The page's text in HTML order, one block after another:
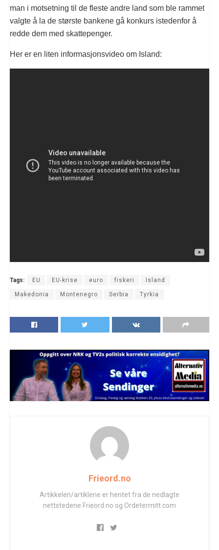
man i motsetning til de fleste andre land som ble rammet
valgte å la de største bankene gå konkurs istedenfor å
redde dem med skattepenger.
Her er en liten informasjonsvideo om Island:
Tags: EU EU-krise euro fiskeri Island
Makedonia Montenegro Serbia Tyrkia
Frieord.no
Artikkelen/artiklene er hentet fra de nedlagte
nettstedene Frieord.no og Ordetermitt.com